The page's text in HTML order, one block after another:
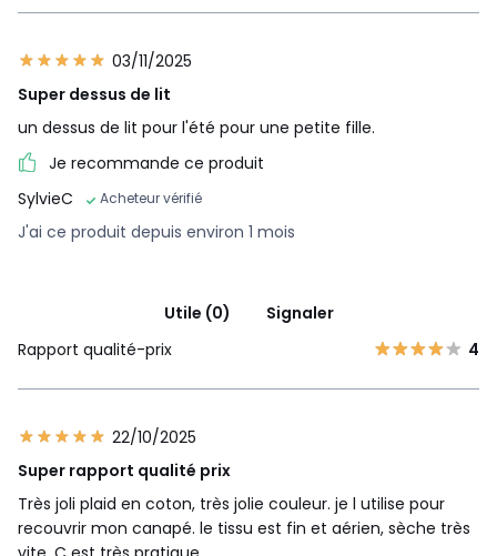
03/11/2025
Super dessus de lit
un dessus de lit pour l'été pour une petite fille.
Je recommande ce produit
SylvieC
Acheteur vérifié
J'ai ce produit depuis environ 1 mois
Utile (0)
Signaler
Rapport qualité-prix
4
22/10/2025
Super rapport qualité prix
Très joli plaid en coton, très jolie couleur. je l utilise pour
recouvrir mon canapé. le tissu est fin et aérien, sèche très